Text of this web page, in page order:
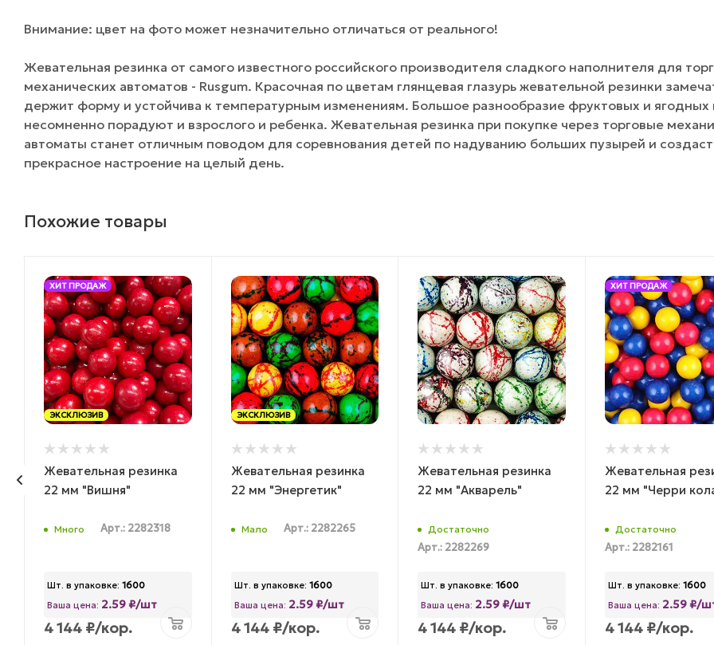
Внимание: цвет на фото может незначительно отличаться от реального!
Жевательная резинка от самого известного российского производителя сладкого наполнителя для
механических автоматов - Rusgum. Красочная по цветам глянцевая глазурь жевательной резинки
держит форму и устойчива к температурным изменениям. Большое разнообразие фруктовых и ягодных
несомненно порадуют и взрослого и ребенка. Жевательная резинка при покупке через торговые
автоматы станет отличным поводом для соревнования детей по надуванию больших пузырей и создаст
прекрасное настроение на целый день.
Похожие товары
ХИТ ПРОДАЖ
ЭКСКЛЮЗИВ
Жевательная резинка
22 мм "Вишня"
Много Арт.: 2282318
Шт. в упаковке: 1600
Ваша цена: 2.59 ₽/шт
4 144₽/кор.
ЭКСКЛЮЗИВ
Жевательная резинка
22 мм "Энергетик"
Мало Арт.: 2282265
Шт. в упаковке: 1600
Ваша цена: 2.59 ₽/шт
4 144₽/кор.
Жевательная резинка
22 мм "Акварель"
Достаточно
Арт.: 2282269
Шт. в упаковке: 1600
Ваша цена: 2.59 ₽/шт
4 144 ₽/кор.
ХИТ ПРОДАЖ
Жевательная
22 мм "Черри
Достаточно
Арт.: 2282161
Шт. в упаковке: 1600
Ваша цена: 2.59 ₽/
4 144 ₽/кор.